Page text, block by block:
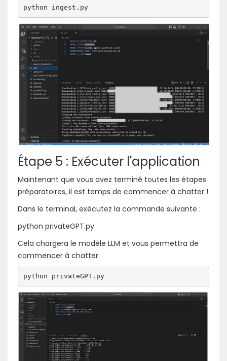
python ingest.py
Étape 5 : Exécuter l'application
Maintenant que vous avez terminé toutes les étapes
préparatoires, il est temps de commencer à chatter !
Dans le terminal, exécutez la commande suivante :
python privateGPT.py
Cela chargera le modèle LLM et vous permettra de
commencer à chatter.
python privateGPT.py